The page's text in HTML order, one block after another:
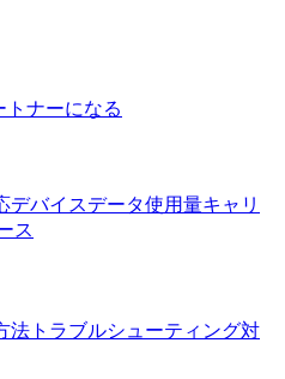
トナーになる
デバイスデータ使用量キャリ
ス
法 トラブルシューティング対